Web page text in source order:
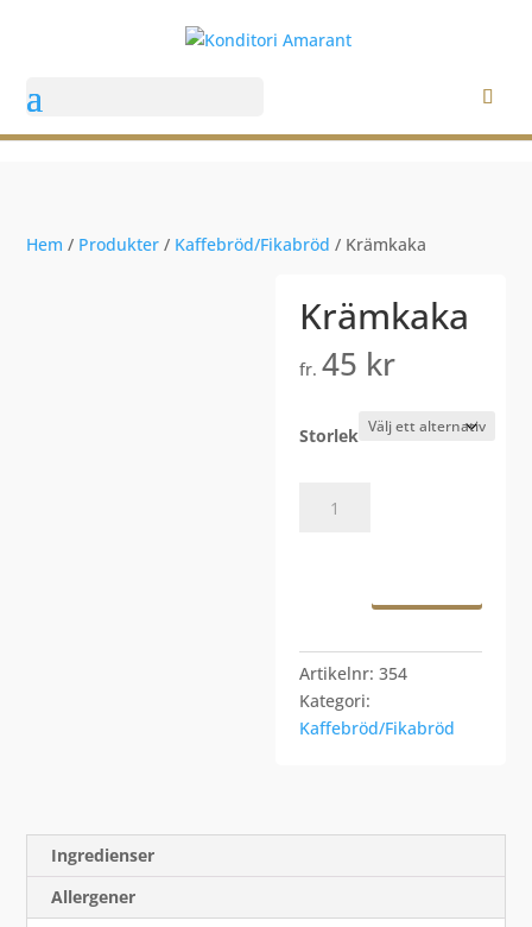
Välj en sida
Hem / Produkter / Kaffebröd/Fikabröd / Krämkaka
Krämkaka
fr.45 kr
Storlek
mängd
Artikelnr:354
Kategori:
Kaffebröd/Fikabröd
Ingredienser
Allergener